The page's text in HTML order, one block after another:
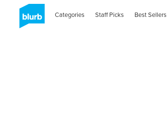
Categories Staff Picks Best Sellers